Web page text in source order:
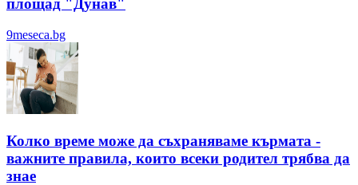
площад "Дунав"
9meseca.bg
Колко време може да съхраняваме кърмата -
важните правила, които всеки родител трябва да
знае